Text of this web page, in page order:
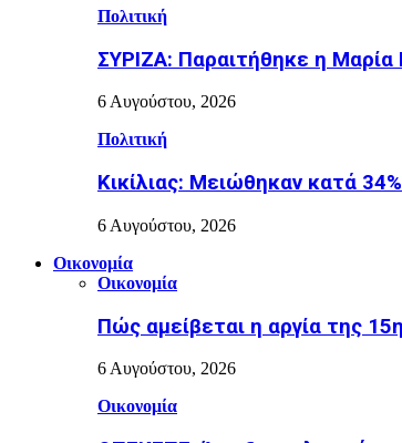
Πολιτική
ΣΥΡΙΖΑ: Παραιτήθηκε η Μαρία
6 Αυγούστου, 2026
Πολιτική
Κικίλιας: Μειώθηκαν κατά
6 Αυγούστου, 2026
Οικονομία
Οικονομία
Πώς αμείβεται η αργία της
6 Αυγούστου, 2026
Οικονομία